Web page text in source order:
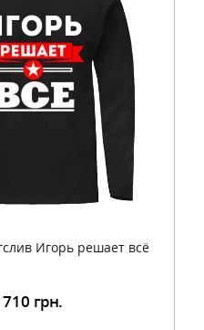
Игорь решает всё
710 грн.